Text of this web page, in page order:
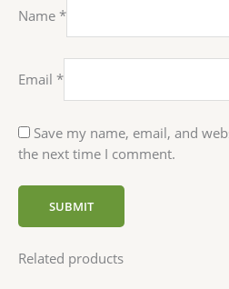
Name *
Email *
Save my name, email, and
the next time I comment.
Related products